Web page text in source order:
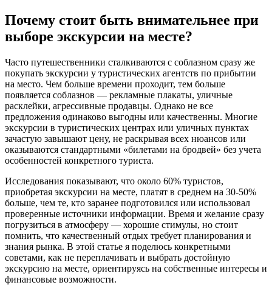
Почему стоит быть внимательнее при
выборе экскурсии на месте?
Часто путешественники сталкиваются с соблазном сразу же
покупать экскурсии у туристических агентств по прибытии
на место. Чем больше времени проходит, тем больше
появляется соблазнов — рекламные плакаты, уличные
расклейки, агрессивные продавцы. Однако не все
предложения одинаково выгодны или качественны. Многие
экскурсии в туристических центрах или уличных пунктах
зачастую завышают цену, не раскрывая всех нюансов или
оказываются стандартными «билетами на бродвей» без учета
особенностей конкретного туриста.
Исследования показывают, что около 60% туристов,
приобретая экскурсии на месте, платят в среднем на 30-50%
больше, чем те, кто заранее подготовился или использовал
проверенные источники информации. Время и желание сразу
погрузиться в атмосферу — хорошие стимулы, но стоит
помнить, что качественный отдых требует планирования и
знания рынка. В этой статье я поделюсь конкретными
советами, как не переплачивать и выбрать достойную
экскурсию на месте, ориентируясь на собственные интересы и
финансовые возможности.